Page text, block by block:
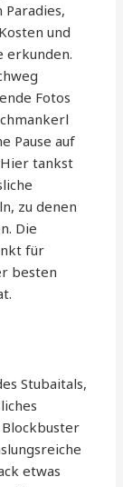
und
erkunden.
Fotos
Pause auf
tankst
zu denen
Die
für
besten
Stubaitals,
etwas